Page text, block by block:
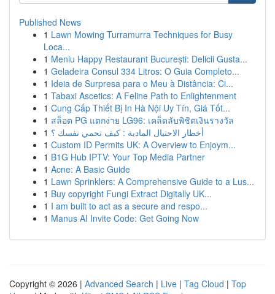
Published News
1 Lawn Mowing Turramurra Techniques for Busy
Loca...
1 Meniu Happy Restaurant București: Delicii Gusta...
1 Geladeira Consul 334 Litros: O Guia Completo...
1 Ideia de Surpresa para o Meu à Distância: Ci...
1 Tabaxi Ascetics: A Feline Path to Enlightenment
1 Cung Cấp Thiết Bị In Hà Nội Uy Tín, Giá Tốt...
1 สล็อต PG แตกง่าย LG96: เคล็ดลับพิชิตเงินรางวัล
1 أخطار الاحتيال المادية : كيف تحمي نفسك ؟
1 Custom ID Permits UK: A Overview to Enjoym...
1 B1G Hub IPTV: Your Top Media Partner
1 Acne: A Basic Guide
1 Lawn Sprinklers: A Comprehensive Guide to a Lus...
1 Buy copyright Fungi Extract Digitally UK...
1 I am built to act as a secure and respo...
1 Manus AI Invite Code: Get Going Now
Copyright © 2026 | Advanced Search | Live | Tag Cloud | Top